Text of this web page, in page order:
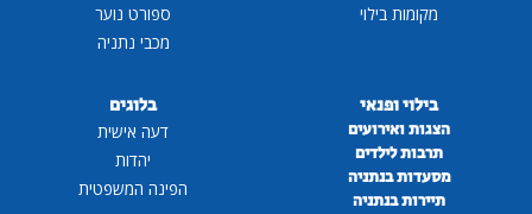
מקומות בילוי
ספורט נוער
מכבי נתניה
בילוי ופנאי
הצגות ואירועים
תרבות לילדים
מסעדות בנתניה
תיירות בנתניה
בלוגים
דעה אישית
יהדות
הפינה המשפטית